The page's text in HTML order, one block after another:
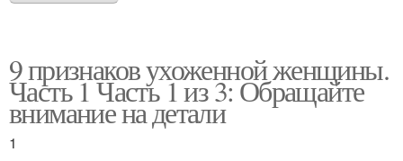
9 признаков ухоженной женщины.
Часть 1 Часть 1 из 3: Обращайте
внимание на детали
1